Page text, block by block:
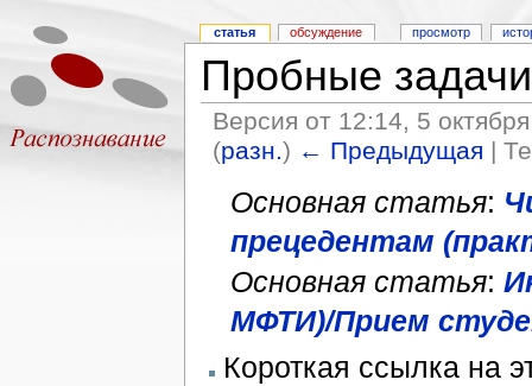
Пробные задачи
Версия от 12:14, 5
(разн.) ← Предыдущая |
Основная статья:
прецедентам
Основная статья:
МФТИ)/Прием
Короткая ссылка на
статья обсуждение просмотр